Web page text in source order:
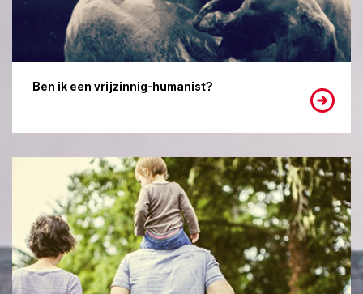
Ben ik een vrijzinnig-humanist?